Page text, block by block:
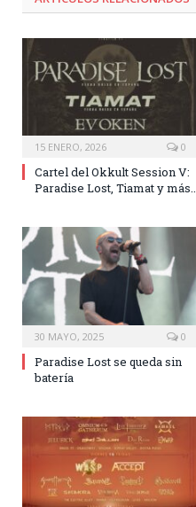
15 ENERO, 2026 0
Cartel del Okkult Session V:
Paradise Lost, Tiamat y más..
30 MAYO, 2025 0
Paradise Lost se queda sin
batería